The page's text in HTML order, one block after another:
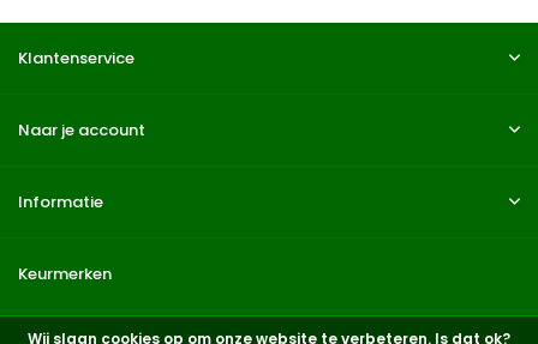
Klantenservice
Naar je account
Informatie
Keurmerken
Wij slaan cookies op om onze website te verbeteren. Is dat ok?